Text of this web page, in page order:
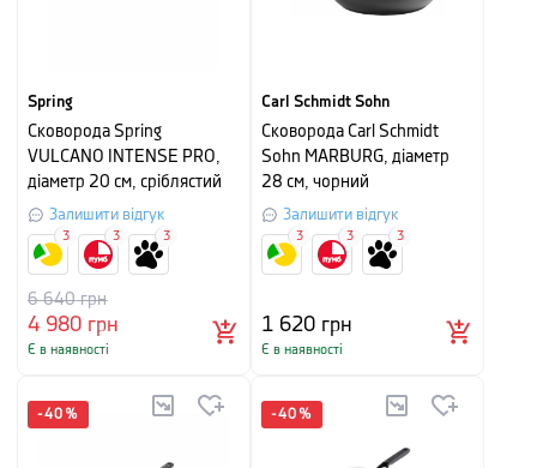
Spring
Сковорода Spring
VULCANO INTENSE PRO,
діаметр 20 см, сріблястий
Залишити відгук
4 980 грн
6 640грн
Є в наявності
3 3 3
Carl Schmidt Sohn
Сковорода Carl Schmidt
Sohn MARBURG, діаметр
28 см, чорний
Залишити відгук
1 620 грн
Є в наявності
3 3 3
-40 % -40 %